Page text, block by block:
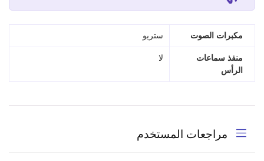
مكبرات الصوت ستريو
منفذ سماعات
الرأس
لا
مراجعات المستخدم